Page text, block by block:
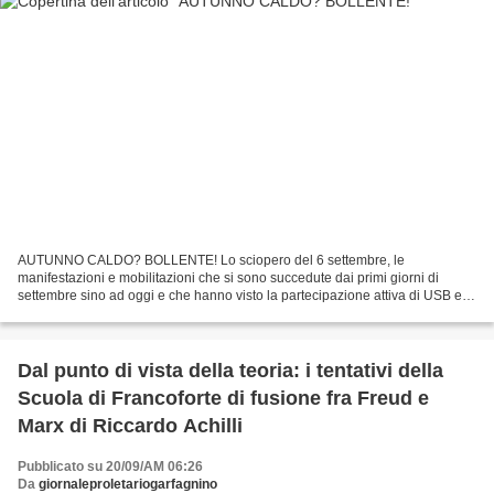
AUTUNNO CALDO? BOLLENTE! Lo sciopero del 6 settembre, le
manifestazioni e mobilitazioni che si sono succedute dai primi giorni di
settembre sino ad oggi e che hanno visto la partecipazione attiva di USB e di
Dal punto di vista della teoria: i tentativi della
Scuola di Francoforte di fusione fra Freud e
Marx di Riccardo Achilli
Pubblicato su 20/09/AM 06:26
Da giornaleproletariogarfagnino